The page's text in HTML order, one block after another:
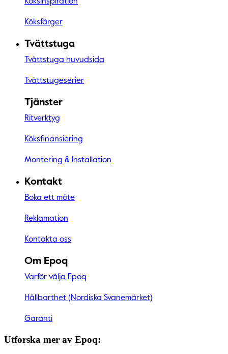
Köksfärger
Tvättstuga
Tvättstuga huvudsida
Tvättstugeserier
Tjänster
Ritverktyg
Köksfinansiering
Montering & Installation
Kontakt
Boka ett möte
Reklamation
Kontakta oss
Om Epoq
Varför välja Epoq
Hållbarthet (Nordiska Svanemärket)
Garanti
Utforska mer av Epoq: